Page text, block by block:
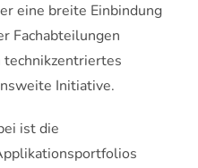
eine breite Einbindung
Fachabteilungen
Initiative.
ist die